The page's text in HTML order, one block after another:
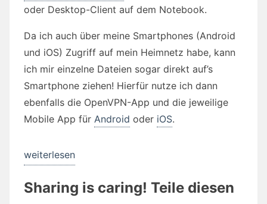
oder Desktop-Client auf dem Notebook.
Da ich auch über meine Smartphones (Android
und iOS) Zugriff auf mein Heimnetz habe, kann
ich mir einzelne Dateien sogar direkt auf’s
Smartphone ziehen! Hierfür nutze ich dann
ebenfalls die OpenVPN-App und die jeweilige
Mobile App für Android oder iOS.
„Die
Cloud
weiterlesen
Sharing is caring! Teile diesen